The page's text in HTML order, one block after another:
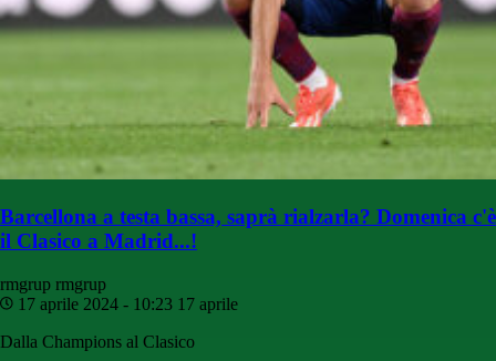
Barcellona a testa bassa, saprà rialzarla? Domenica c'è
il Clasico a Madrid...!
rmgrup rmgrup
17 aprile 2024 - 10:23 17 aprile
Dalla Champions al Clasico